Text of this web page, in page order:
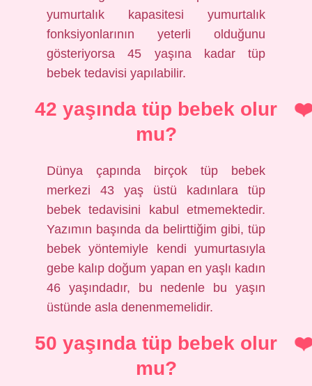
yumurtalık kapasitesi yumurtalık
fonksiyonlarının yeterli olduğunu
gösteriyorsa 45 yaşına kadar tüp
bebek tedavisi yapılabilir.
42 yaşında tüp bebek olur
mu?
Dünya çapında birçok tüp bebek
merkezi 43 yaş üstü kadınlara tüp
bebek tedavisini kabul etmemektedir.
Yazımın başında da belirttiğim gibi, tüp
bebek yöntemiyle kendi yumurtasıyla
gebe kalıp doğum yapan en yaşlı kadın
46 yaşındadır, bu nedenle bu yaşın
üstünde asla denenmemelidir.
50 yaşında tüp bebek olur
mu?